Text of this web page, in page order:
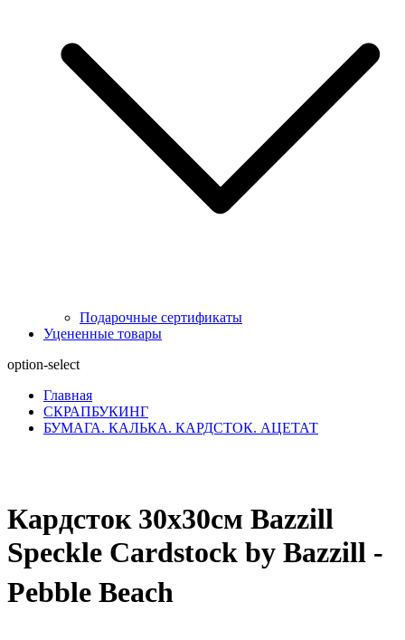
Подарочные сертификаты
Уцененные товары
option-select
Главная
СКРАПБУКИНГ
БУМАГА. КАЛЬКА. КАРДСТОК. АЦЕТАТ
Кардсток 30х30см Bazzill
Speckle Cardstock by Bazzill -
Pebble Beach